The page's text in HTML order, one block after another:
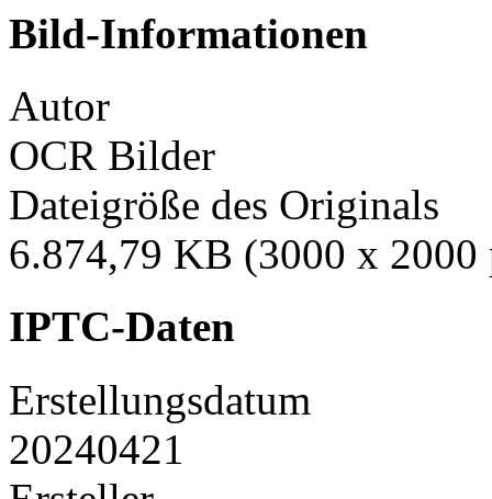
Bild-Informationen
Autor
OCR Bilder
Dateigröße des Originals
6.874,79 KB (3000 x 2000
IPTC-Daten
Erstellungsdatum
20240421